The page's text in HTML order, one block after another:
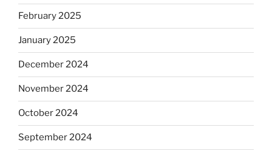
February 2025
January 2025
December 2024
November 2024
October 2024
September 2024